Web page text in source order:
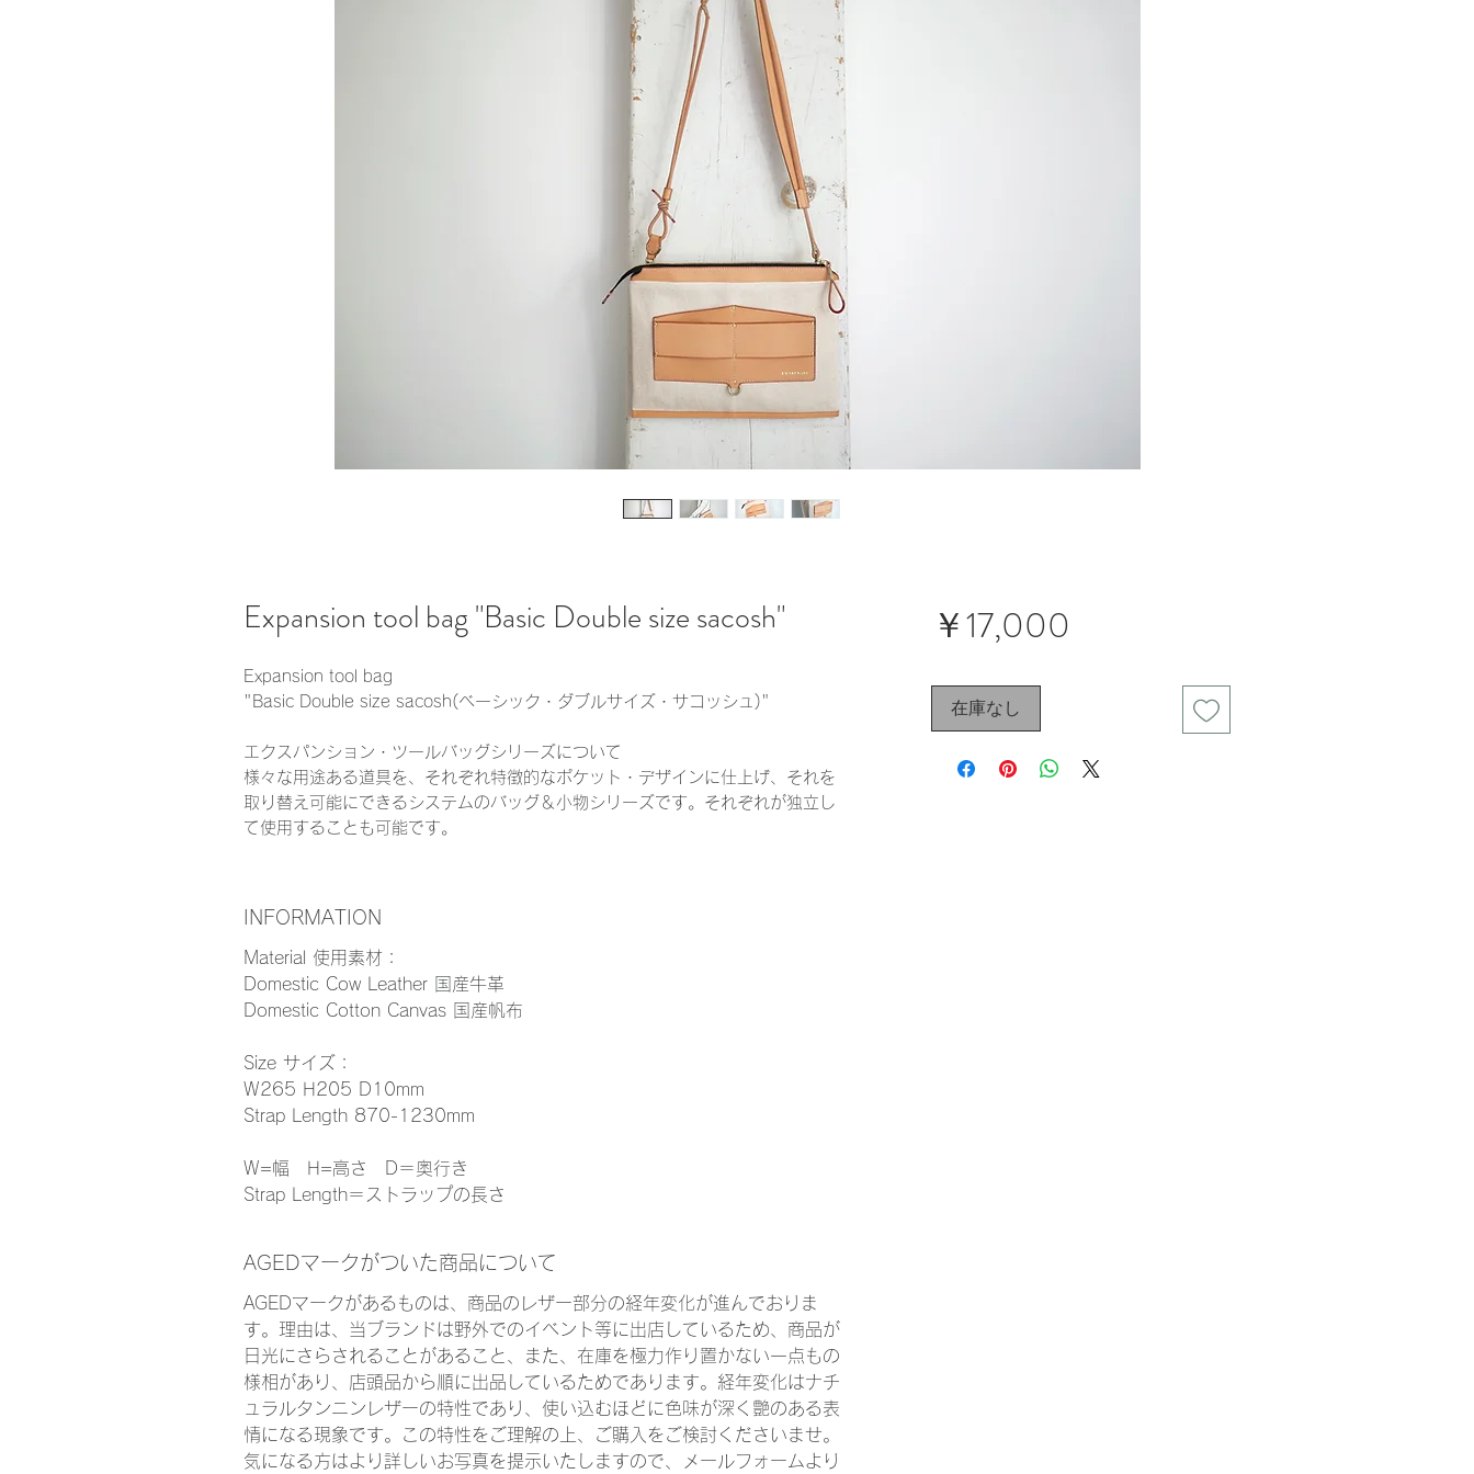
Expansion tool bag "Basic Double size sacosh"
Expansion tool bag
"Basic Double size sacosh(ベーシック・ダブルサイズ・サコッシュ)"
エクスパンション・ツールバッグシリーズについて
様々な用途ある道具を、それぞれ特徴的なポケット・デザインに仕上げ、それを
取り替え可能にできるシステムのバッグ＆小物シリーズです。それぞれが独立し
て使用することも可能です。
INFORMATION
Material 使用素材：
Domestic Cow Leather 国産牛革
Domestic Cotton Canvas 国産帆布
Size サイズ：
W265 H205 D10mm
Strap Length 870-1230mm
W=幅 H=高さ D＝奥行き
Strap Length＝ストラップの長さ
AGEDマークがついた商品について
AGEDマークがあるものは、商品のレザー部分の経年変化が進んでおりま
す。理由は、当ブランドは野外でのイベント等に出店しているため、商品が
日光にさらされることがあること、また、在庫を極力作り置かない一点もの
様相があり、店頭品から順に出品しているためであります。経年変化はナチ
ュラルタンニンレザーの特性であり、使い込むほどに色味が深く艶のある表
情になる現象です。この特性をご理解の上、ご購入をご検討くださいませ。
気になる方はより詳しいお写真を提示いたしますので、メールフォームより
￥17,000
在庫なし